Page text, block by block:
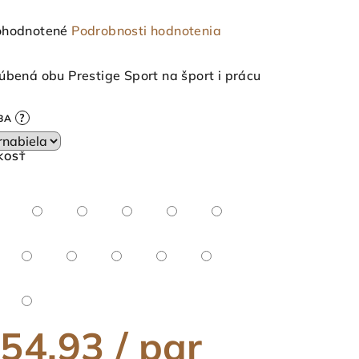
Podrobnosti hodnotenia
obu Prestige Sport na šport i prácu
?
/ par